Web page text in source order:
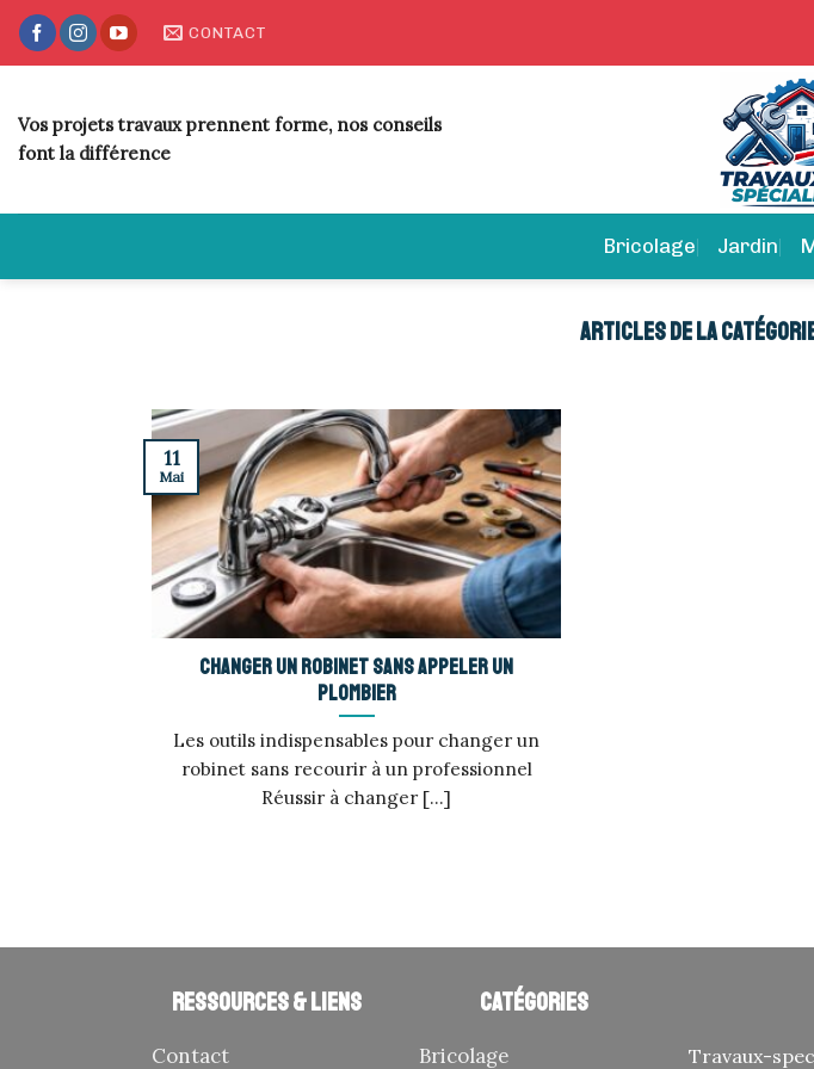
Skip
CONTACT
Vos projets travaux prennent forme, nos conseils
font la différence
Bricolage Jardin
Changer un robinet sans appeler un
plombier
Les outils indispensables pour changer un
robinet sans recourir à un professionnel
Réussir à changer [...]
11
Mai
Ressources & liens
Contact
Catégories
Bricolage Travaux-